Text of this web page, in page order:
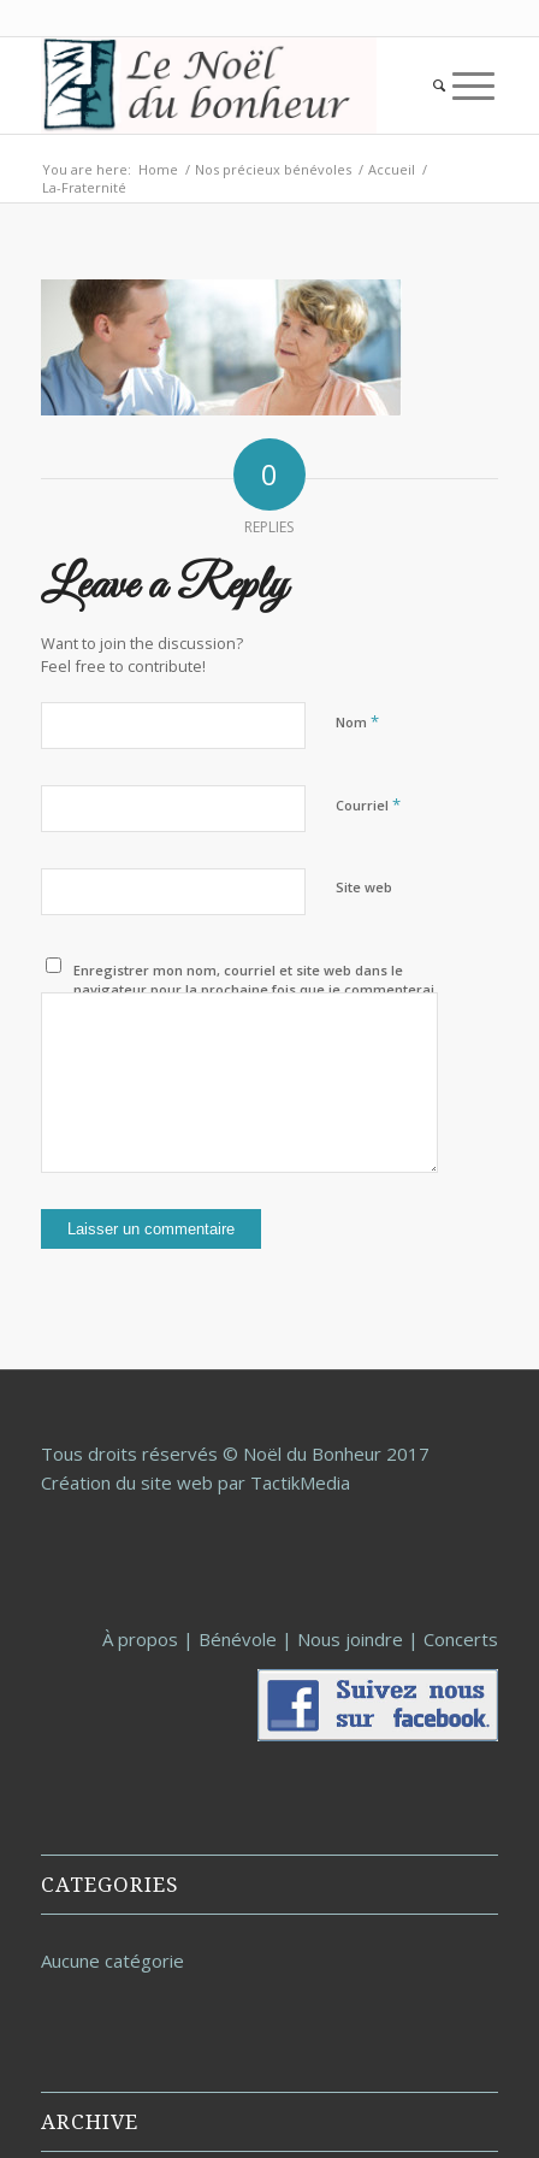
You are here: Home / Nos précieux bénévoles / Accueil /
La-Fraternité
0
REPLIES
Leave a Reply
Want to join the discussion?
Feel free to contribute!
Nom *
Courriel *
Site web
Enregistrer mon nom, courriel et site web dans le
navigateur pour la prochaine fois que je commenterai.
Tous droits réservés © Noël du Bonheur 2017
Création du site web par TactikMedia
À propos | Bénévole | Nous joindre |Concerts
CATEGORIES
Aucune catégorie
ARCHIVE